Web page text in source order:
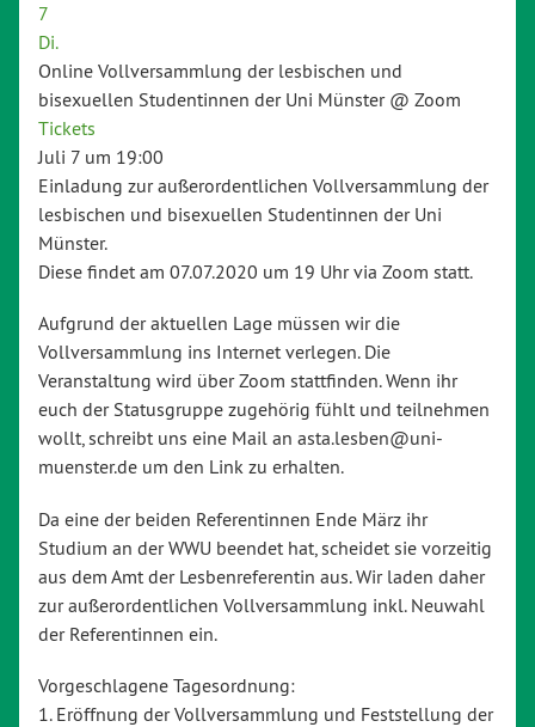
7
Di.
Online Vollversammlung der lesbischen und
bisexuellen Studentinnen der Uni Münster @ Zoom
Tickets
Juli 7 um 19:00
Einladung zur außerordentlichen Vollversammlung der
lesbischen und bisexuellen Studentinnen der Uni
Münster.
Diese findet am 07.07.2020 um 19 Uhr via Zoom statt.
Aufgrund der aktuellen Lage müssen wir die
Vollversammlung ins Internet verlegen. Die
Veranstaltung wird über Zoom stattfinden. Wenn ihr
euch der Statusgruppe zugehörig fühlt und teilnehmen
wollt, schreibt uns eine Mail an asta.lesben@uni-
muenster.de um den Link zu erhalten.
Da eine der beiden Referentinnen Ende März ihr
Studium an der WWU beendet hat, scheidet sie vorzeitig
aus dem Amt der Lesbenreferentin aus. Wir laden daher
zur außerordentlichen Vollversammlung inkl. Neuwahl
der Referentinnen ein.
Vorgeschlagene Tagesordnung:
1. Eröffnung der Vollversammlung und Feststellung der